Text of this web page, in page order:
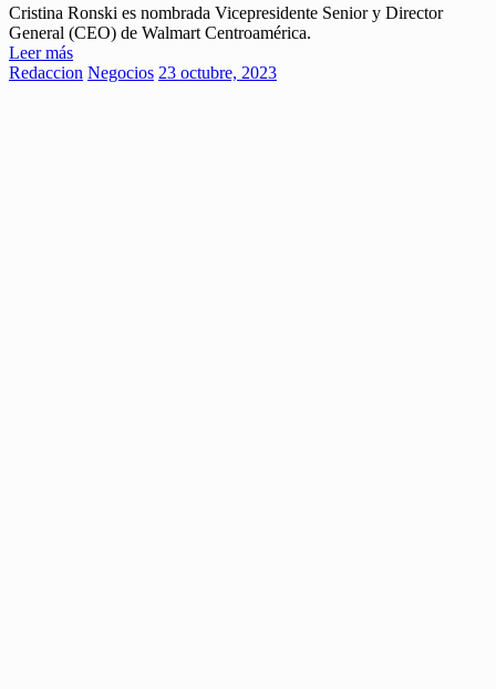
Cristina Ronski es nombrada Vicepresidente Senior y Director
General (CEO) de Walmart Centroamérica.
Leer más
Redaccion Negocios 23 octubre, 2023